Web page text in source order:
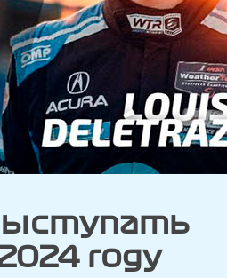
году